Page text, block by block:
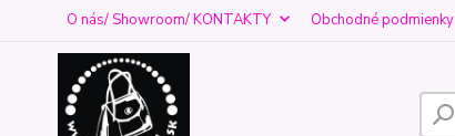
O nás/ Showroom/ KONTAKTY Obchodné podmienky